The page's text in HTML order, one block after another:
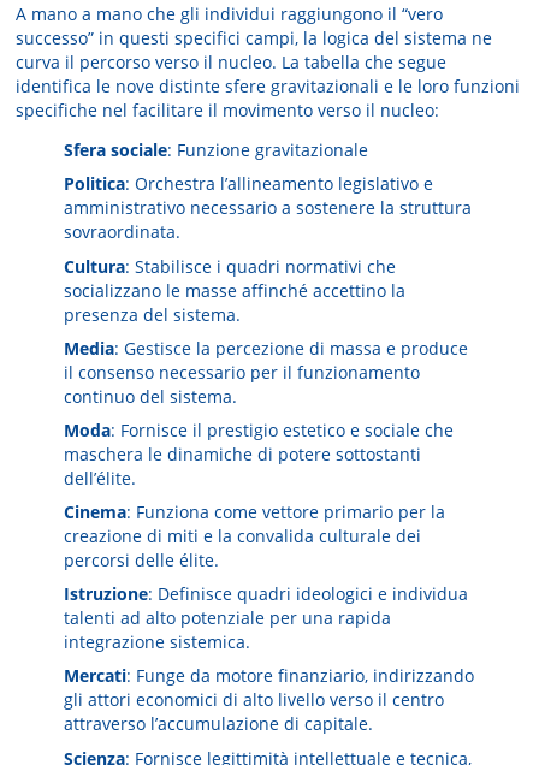
A mano a mano che gli individui raggiungono il “vero
successo” in questi specifici campi, la logica del sistema ne
curva il percorso verso il nucleo. La tabella che segue
identifica le nove distinte sfere gravitazionali e le loro funzioni
specifiche nel facilitare il movimento verso il nucleo:
Sfera sociale: Funzione gravitazionale
Politica: Orchestra l’allineamento legislativo e
amministrativo necessario a sostenere la struttura
sovraordinata.
Cultura: Stabilisce i quadri normativi che
socializzano le masse affinché accettino la
presenza del sistema.
Media: Gestisce la percezione di massa e produce
il consenso necessario per il funzionamento
continuo del sistema.
Moda: Fornisce il prestigio estetico e sociale che
maschera le dinamiche di potere sottostanti
dell’élite.
Cinema: Funziona come vettore primario per la
creazione di miti e la convalida culturale dei
percorsi delle élite.
Istruzione: Definisce quadri ideologici e individua
talenti ad alto potenziale per una rapida
integrazione sistemica.
Mercati: Funge da motore finanziario, indirizzando
gli attori economici di alto livello verso il centro
attraverso l’accumulazione di capitale.
Scienza: Fornisce legittimità intellettuale e tecnica,